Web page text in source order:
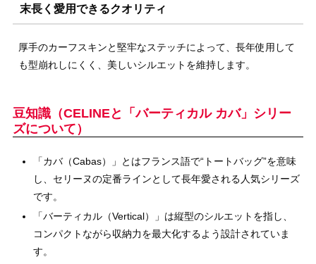
末長く愛用できるクオリティ
厚手のカーフスキンと堅牢なステッチによって、長年使用して
も型崩れしにくく、美しいシルエットを維持します。
豆知識（CELINEと「バーティカル カバ」シリー
ズについて）
「カバ（Cabas）」とはフランス語で“トートバッグ”を意味
し、セリーヌの定番ラインとして長年愛される人気シリーズ
です。
「バーティカル（Vertical）」は縦型のシルエットを指し、
コンパクトながら収納力を最大化するよう設計されていま
す。